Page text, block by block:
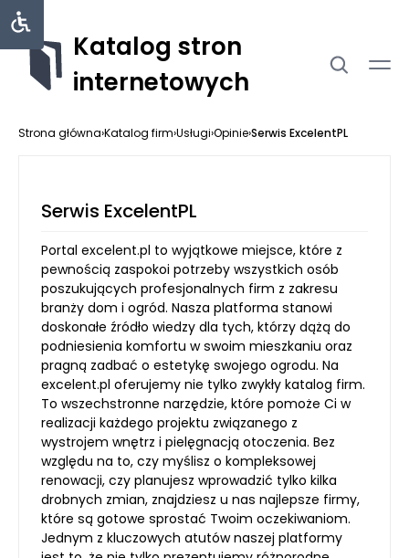
Katalog stron
internetowych
Strona główna›Katalog firm›Usługi›Opinie›Serwis ExcelentPL
Serwis ExcelentPL
Portal excelent.pl to wyjątkowe miejsce, które z
pewnością zaspokoi potrzeby wszystkich osób
poszukujących profesjonalnych firm z zakresu
branży dom i ogród. Nasza platforma stanowi
doskonałe źródło wiedzy dla tych, którzy dążą do
podniesienia komfortu w swoim mieszkaniu oraz
pragną zadbać o estetykę swojego ogrodu. Na
excelent.pl oferujemy nie tylko zwykły katalog firm.
To wszechstronne narzędzie, które pomoże Ci w
realizacji każdego projektu związanego z
wystrojem wnętrz i pielęgnacją otoczenia. Bez
względu na to, czy myślisz o kompleksowej
renowacji, czy planujesz wprowadzić tylko kilka
drobnych zmian, znajdziesz u nas najlepsze firmy,
które są gotowe sprostać Twoim oczekiwaniom.
Jednym z kluczowych atutów naszej platformy